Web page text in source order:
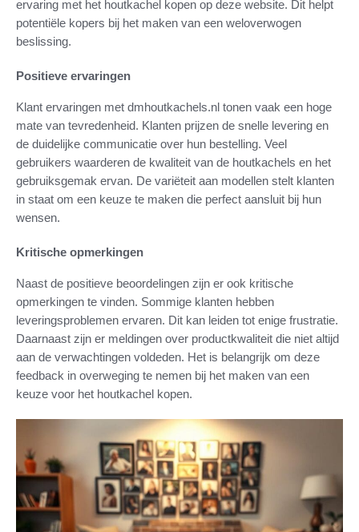
ervaring met het houtkachel kopen op deze website. Dit helpt
potentiële kopers bij het maken van een weloverwogen
beslissing.
Positieve ervaringen
Klant ervaringen met dmhoutkachels.nl tonen vaak een hoge
mate van tevredenheid. Klanten prijzen de snelle levering en
de duidelijke communicatie over hun bestelling. Veel
gebruikers waarderen de kwaliteit van de houtkachels en het
gebruiksgemak ervan. De variëteit aan modellen stelt klanten
in staat om een keuze te maken die perfect aansluit bij hun
wensen.
Kritische opmerkingen
Naast de positieve beoordelingen zijn er ook kritische
opmerkingen te vinden. Sommige klanten hebben
leveringsproblemen ervaren. Dit kan leiden tot enige frustratie.
Daarnaast zijn er meldingen over productkwaliteit die niet altijd
aan de verwachtingen voldeden. Het is belangrijk om deze
feedback in overweging te nemen bij het maken van een
keuze voor het houtkachel kopen.